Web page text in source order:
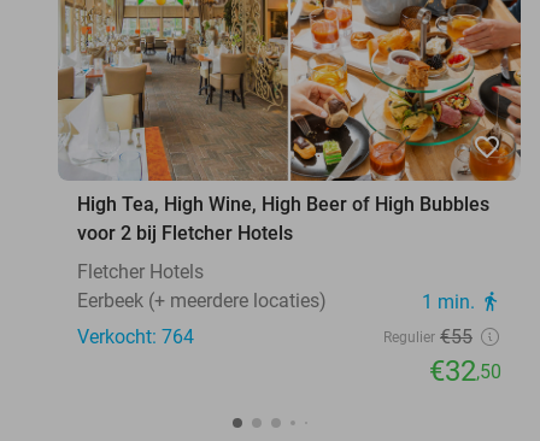
favorite_border
High Tea, High Wine, High Beer of High Bubbles
voor 2 bij Fletcher Hotels
Fletcher Hotels
Eerbeek (+ meerdere locaties)
1 min. directions_walk
Verkocht: 764 Regulier €55
€32,50